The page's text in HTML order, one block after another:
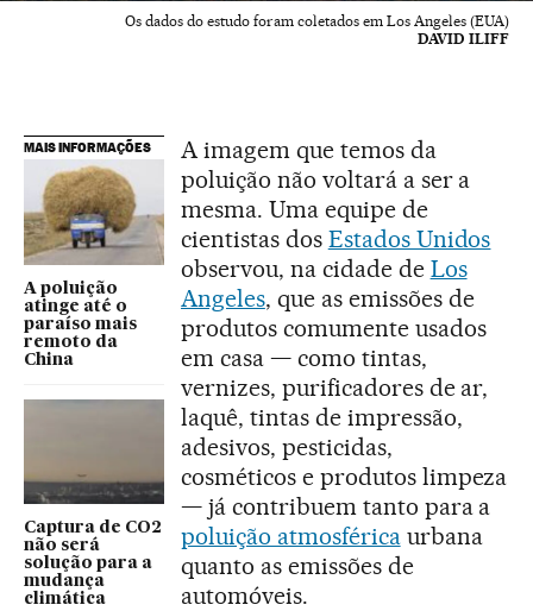
Os dados do estudo foram coletados em Los Angeles (EUA)
DAVID ILIFF
MAIS INFORMAÇÕES
A poluição
atinge até o
paraíso mais
remoto da
China
Captura de CO2
não será
solução para a
mudança
climática
A imagem que temos da
poluição não voltará a ser a
mesma. Uma equipe de
cientistas dos Estados Unidos
observou, na cidade de Los
Angeles, que as emissões de
produtos comumente usados
em casa — como tintas,
vernizes, purificadores de ar,
laquê, tintas de impressão,
adesivos, pesticidas,
cosméticos e produtos limpeza
— já contribuem tanto para a
poluição atmosféricaurbana
quanto as emissões de
automóveis.